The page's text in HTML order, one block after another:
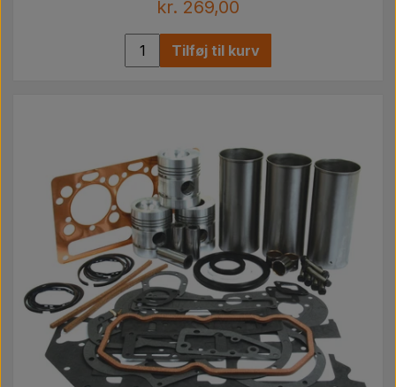
kr. 269,00
Tilføj til kurv